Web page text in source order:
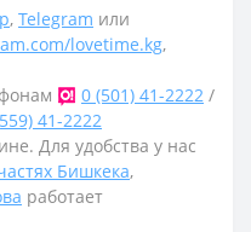
, Telegram или
lovetime.kg,
0 (501) 41-2222 /
41-2222
Для удобства у нас
Бишкека,
работает